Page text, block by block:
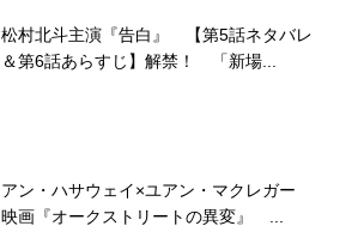
松村北斗主演『告白』 【第5話ネタバレ
＆第6話あらすじ】解禁！ 「新場...
アン・ハサウェイ×ユアン・マクレガー
映画『オークストリートの異変』 ...